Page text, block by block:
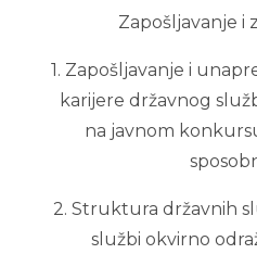
Zapošljavanje i
1. Zapošljavanje i
karijere državnog
na javnom
2. Struktura državnih
službi okvirno